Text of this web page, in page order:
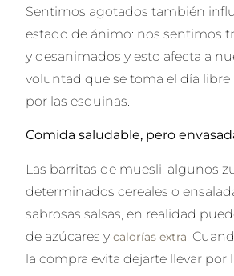
Sentirnos agotados también
estado de ánimo: nos sentimos
y desanimados y esto afecta a
voluntad que se toma el día
por las esquinas.
Comida saludable, pero
Las barritas de muesli, algunos
determinados cereales o
sabrosas salsas, en realidad
de azúcares ycalorías extra .
la compra evita dejarte llevar por